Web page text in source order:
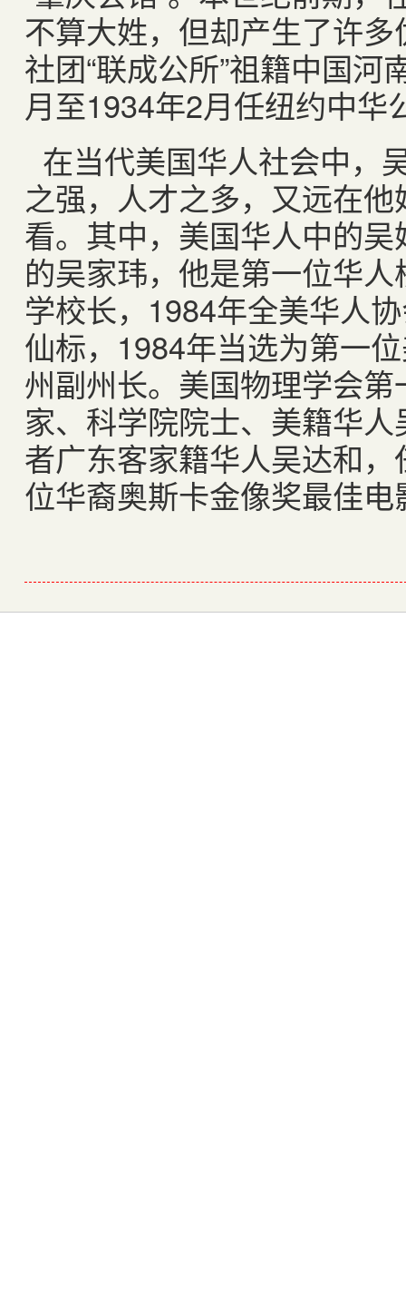
不算大姓，但却产生了许
社团“联成公所”祖籍中国河
月至1934年2月任纽约中华
在当代美国华人社会中，
之强，人才之多，又远在
看。其中，美国华人中的
的吴家玮，他是第一位华
学校长， 1984年全美华人
仙标， 1984年当选为第一
州副州长。美国物理学会
家、科学院院士、美籍华
者广东客家籍华人吴达和
位华裔奥斯卡金像奖最佳